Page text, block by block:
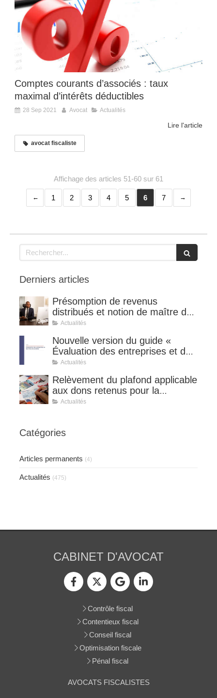
Comptes courants d’associés : taux
maximal d’intérêts déductibles
28 Sep 2021 Avocat Actualités
Lire l'article
avocat fiscaliste
Affichage des articles 51-60 sur 61
1 2 3 4 5 6 7
Rechercher
Derniers articles
Présomption de revenus
distribués et notion de maître de
l'affaire (CE 8 juillet 2026, n°
Actualités
Nouvelle version du guide «
Évaluation des entreprises et des
titres de sociétés ».
Actualités
Relèvement du plafond applicable
aux dons retenus pour la
détermination de la réduction
Actualités
Catégories
Articles permanents (4)
Actualités (475)
CABINET D'AVOCAT
Contrôle fiscal
Contentieux fiscal
Conseil fiscal
Optimisation fiscale
Pénal fiscal
AVOCATS FISCALISTES